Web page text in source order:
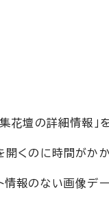
花壇の詳細情報」
開くのに時間がか
情報のない画像デ